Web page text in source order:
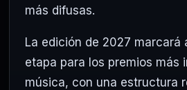
más difusas.
La edición de 2027 marcará
etapa para los premios más
música, con una estructura